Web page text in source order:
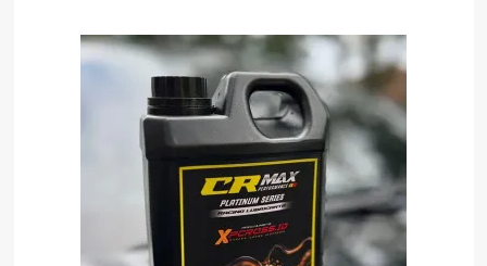
Rp150.000